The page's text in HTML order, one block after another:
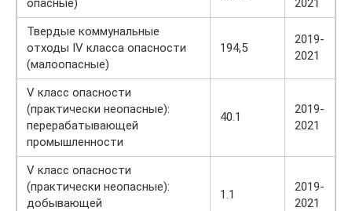
опасные)
2021
Твердые коммунальные
отходы IV класса опасности
(малоопасные)
194,5
2019-
2021
V класс опасности
(практически неопасные):
перерабатывающей
промышленности
40.1
2019-
2021
V класс опасности
(практически неопасные):
добывающей
1.1
2019-
2021